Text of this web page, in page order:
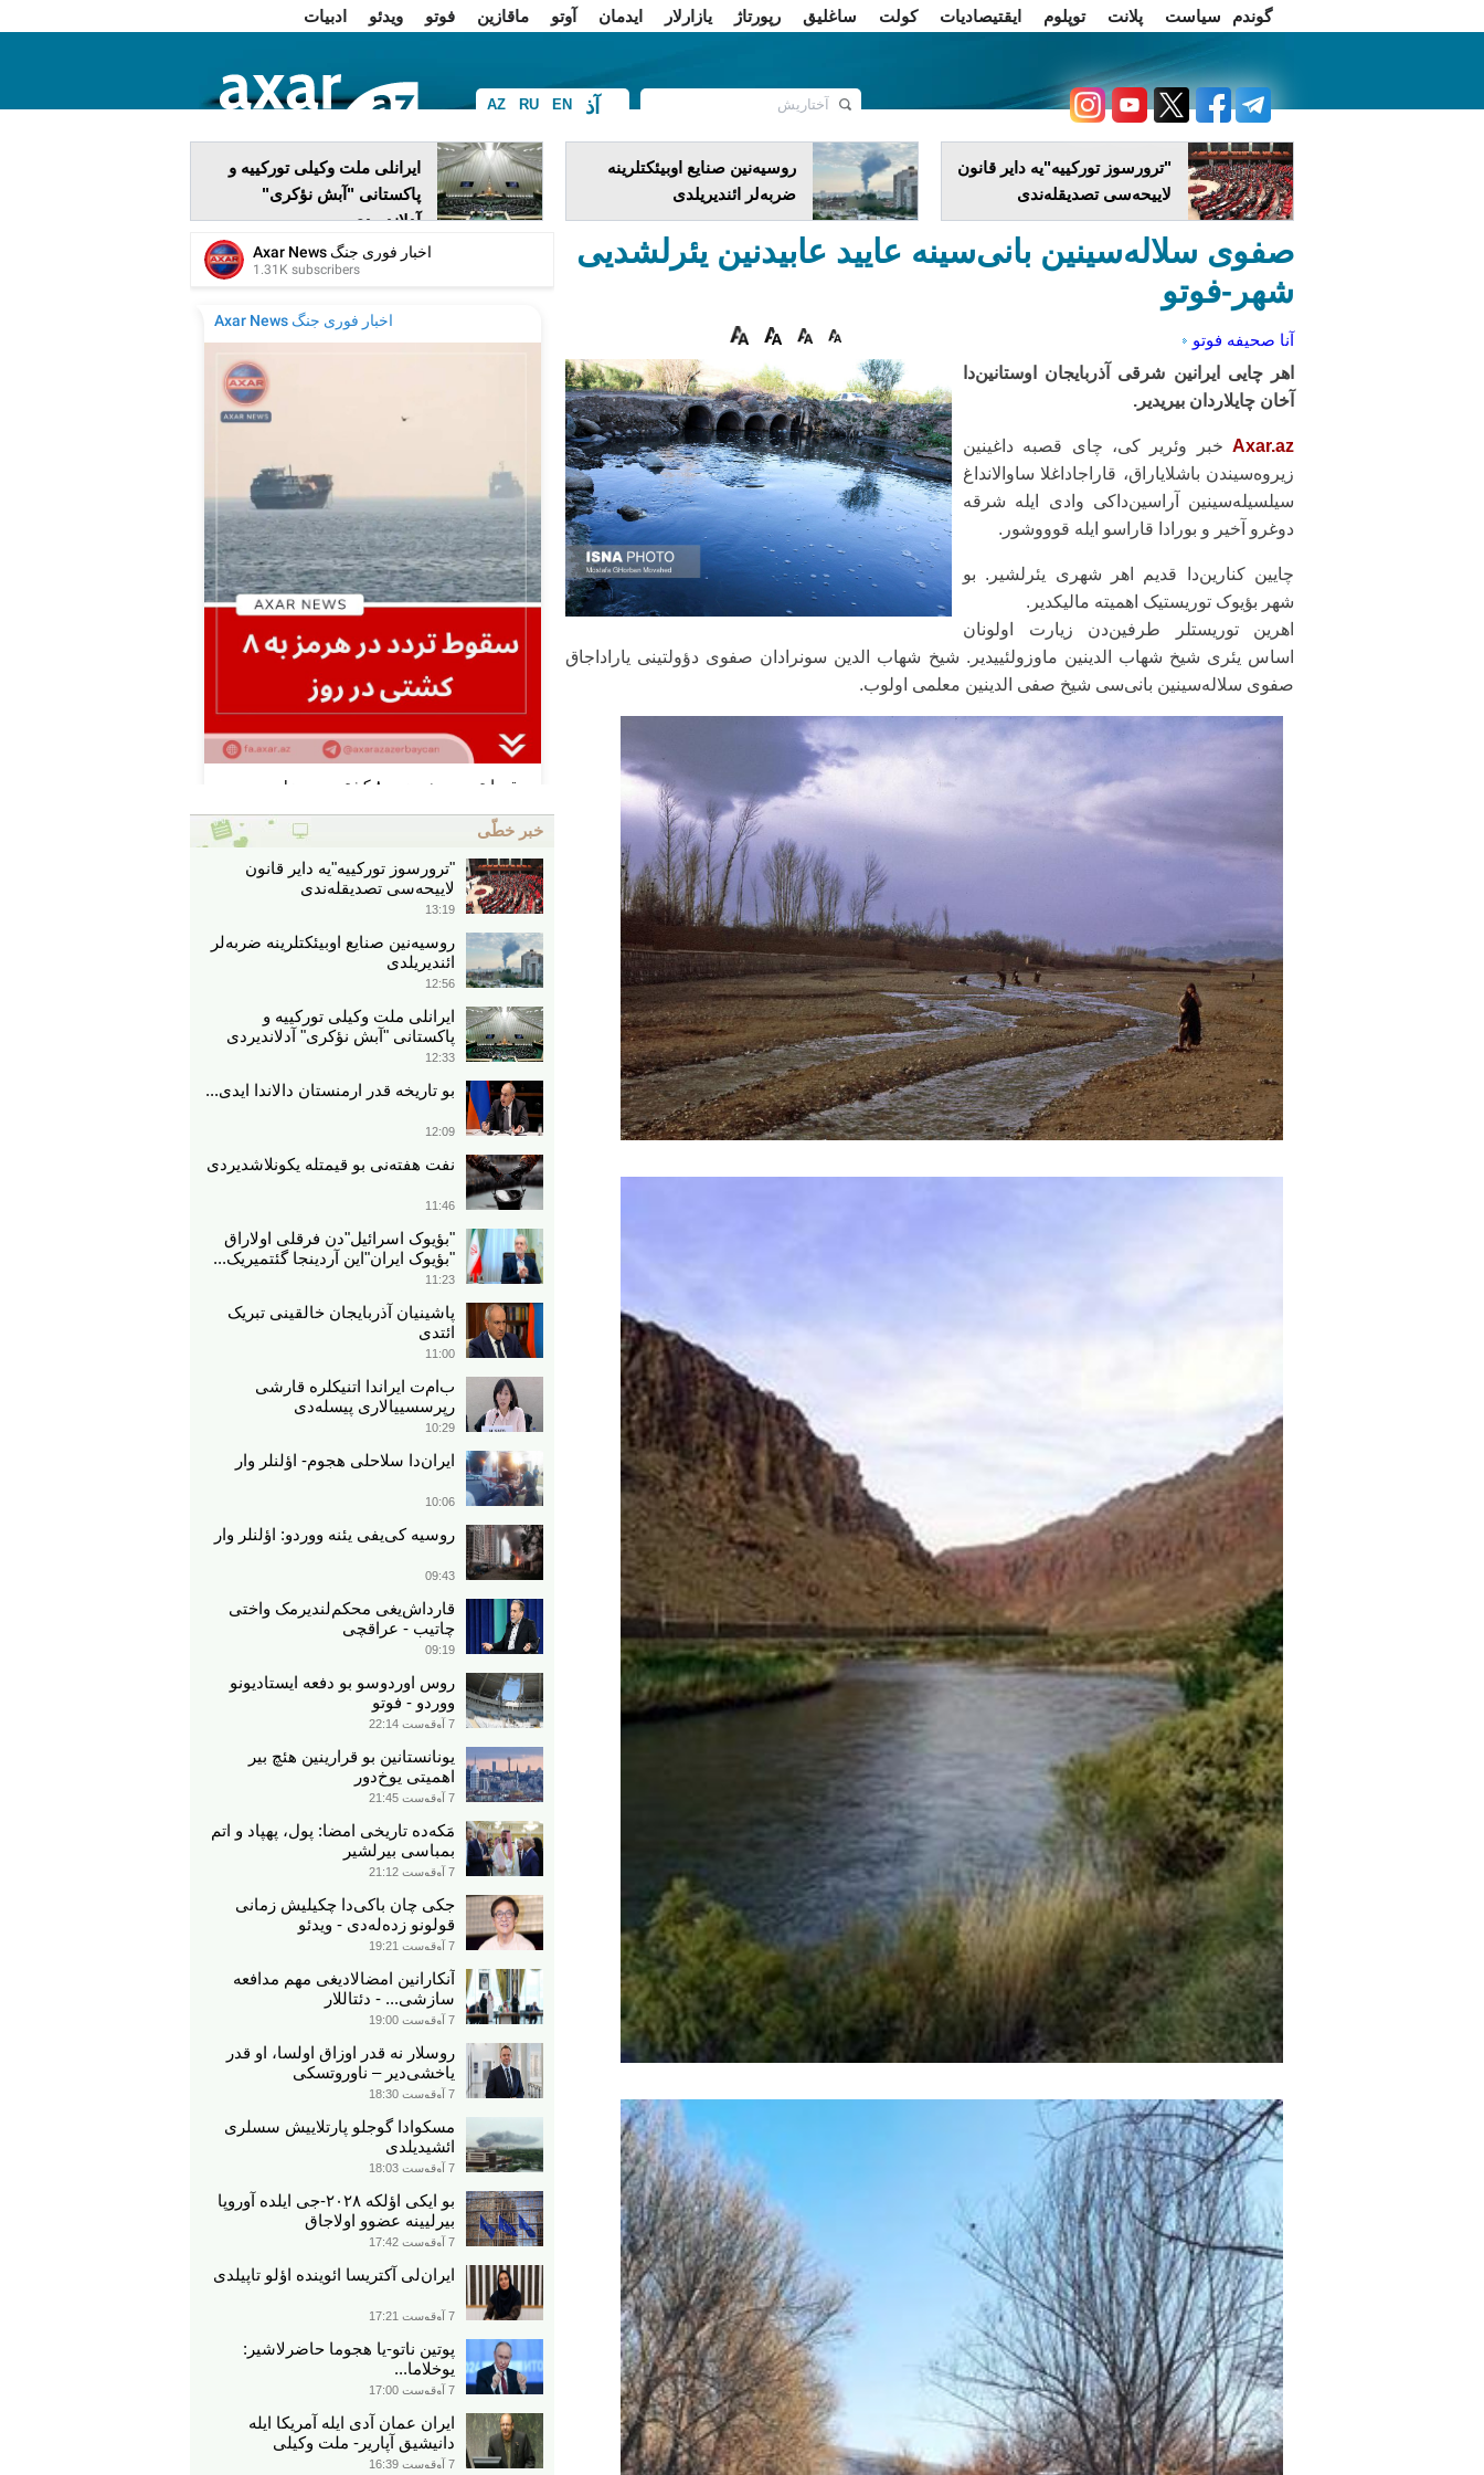
گوندم سیاست پلانت توپلوم ایقتیصادیات کولت ساغلیق رپورتاژ یازارلار ایدمان آوتو ماقازین فوتو ویدئو
ادبیات
AZ RU EN آذ
فا
"ترورسوز تورکییه"یه دایر قانون
لاییحه‌سی تصدیقله‌ندی
روسیه‌نین صنایع اوبیئکتلرینه
ضربه‌لر ائندیریلدی
ایرانلی ملت وکیلی تورکییه و
پاکستانی "آبش نؤکری"
آدلاندیردی
صفوی سلاله‌سینین بانی‌سینه عایید عابیدنین یئرلشدیی
شهر-فوتو
آنا صحیفه فوتو
اهر چایی ایرانین شرقی آذربایجان اوستانین‌دا
آخان چایلاردان بیریدیر.
Axar.az خبر وئریر کی، چای قصبه داغینین
زیروه‌سیندن باشلایاراق، قاراجاداغلا ساوالانداغ
سیلسیله‌سینین آراسین‌داکی وادی ایله شرقه
دوغرو آخیر و بورادا قاراسو ایله قوووشور.
چایین کنارین‌دا قدیم اهر شهری یئرلشیر. بو
شهر بؤیوک توریستیک اهمیته مالیکدیر.
اهرین توریستلر طرفین‌دن زیارت اولونان
اساس یئری شیخ شهاب الدینین ماوزولئییدیر. شیخ شهاب الدین سونرادان صفوی دؤولتینی یاراداجاق
صفوی سلاله‌سینین بانی‌سی شیخ صفی الدینین معلمی اولوب.
خبر خطّی
"ترورسوز تورکییه"یه دایر قانون
لاییحه‌سی تصدیقله‌ندی
13:19
روسیه‌نین صنایع اوبیئکتلرینه ضربه‌لر
ائندیریلدی
12:56
ایرانلی ملت وکیلی تورکییه و
پاکستانی "آبش نؤکری" آدلاندیردی
12:33
بو تاریخه قدر ارمنستان دالاندا ایدی...
12:09
نفت هفته‌نی بو قیمتله یکونلاشدیردی
11:46
"بؤیوک اسرائیل"دن فرقلی اولاراق
"بؤیوک ایران"این آردینجا گئتمیریک...
11:23
پاشینیان آذربایجان خالقینی تبریک
ائتدی
11:00
ب‌ام‌ت ایراندا اتنیکلره قارشی
رپرسسییالاری پیسله‌دی
10:29
ایران‌دا سلاحلی هجوم- اؤلنلر وار
10:06
روسیه کی‌یفی یئنه ووردو: اؤلنلر وار
09:43
قارداش‌یغی محکم‌لندیرمک واختی
چاتیب - عراقچی
09:19
روس اوردوسو بو دفعه ایستادیونو
ووردو - فوتو
7 آوقوست 22:14
یونانستانین بو قرارینین هئچ بیر
اهمیتی یوخ‌دور
7 آوقوست 21:45
مَکه‌ده تاریخی امضا: پول، پهپاد و اتم
بمباسی بیرلشیر
7 آوقوست 21:12
جکی چان باکی‌دا چکیلیش زمانی
قولونو زده‌له‌دی - ویدئو
7 آوقوست 19:21
آنکارانین امضالادیغی مهم مدافعه
سازشی... - دئتاللار
7 آوقوست 19:00
روسلار نه قدر اوزاق اولسا، او قدر
یاخشی‌دیر – ناوروتسکی
7 آوقوست 18:30
مسکوادا گوجلو پارتلاییش سسلری
ائشیدیلدی
7 آوقوست 18:03
بو ایکی اؤلکه ۲۰۲۸-جی ایلده آوروپا
بیرلیینه عضوو اولاجاق
7 آوقوست 17:42
ایران‌لی آکتریسا ائوینده اؤلو تاپیلدی
7 آوقوست 17:21
پوتین ناتو-یا هجوما حاضرلاشیر:
یوخلاما...
7 آوقوست 17:00
ایران عمان آدی ایله آمریکا ایله
دانیشیق آپاریر- ملت وکیلی
7 آوقوست 16:39